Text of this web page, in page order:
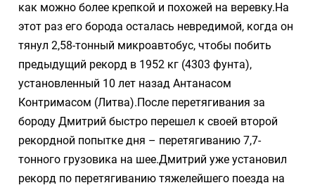
как можно более крепкой и похожей на веревку.На
этот раз его борода осталась невредимой, когда он
тянул 2,58-тонный микроавтобус, чтобы побить
предыдущий рекорд в 1952 кг (4303 фунта),
установленный 10 лет назад Антанасом
Контримасом (Литва).После перетягивания за
бороду Дмитрий быстро перешел к своей второй
рекордной попытке дня – перетягиванию 7,7-
тонного грузовика на шее.Дмитрий уже установил
рекорд по перетягиванию тяжелейшего поезда на